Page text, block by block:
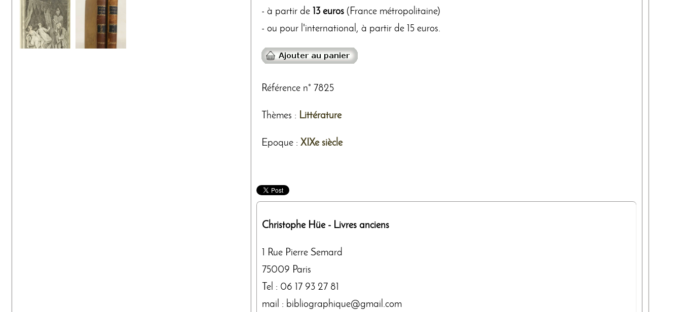
- à partir de 13 euros (France métropolitaine)
- ou pour l'international, à partir de 15 euros.
Référence n° 7825
Thèmes : Littérature
Epoque : XIXe siècle
Christophe Hüe- Livres anciens
1 Rue Pierre Semard
75009 Paris
Tel : 06 17 93 27 81
mail : bibliographique@gmail.com